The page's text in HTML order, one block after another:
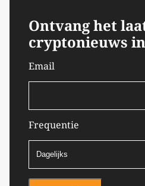
Ontvang het
cryptonieuws
Email
Frequentie